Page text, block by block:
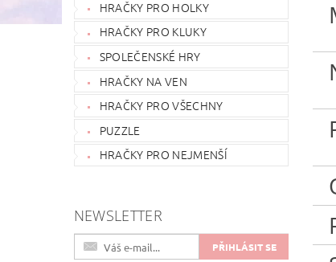
HRAČKY PRO HOLKY
HRAČKY PRO KLUKY
SPOLEČENSKÉ HRY
HRAČKY NA VEN
HRAČKY PRO VŠECHNY
PUZZLE
HRAČKY PRO NEJMENŠÍ
NEWSLETTER